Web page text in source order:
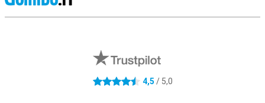
4.5 étoiles 4,5 / 5,0